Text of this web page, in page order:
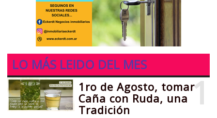
LO MÁS LEIDO DEL MES
1
1ro de Agosto, tomar
Caña con Ruda, una
Tradición